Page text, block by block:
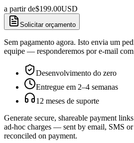
a partir de$199.00USD
Solicitar orçamento
Sem pagamento agora. Isto envia um
equipe — responderemos por e-mail
Desenvolvimento do zero
Entregue em 2–4 semanas
12 meses de suporte
Generate secure, shareable payment
ad-hoc charges — sent by email, SMS
reconciled on payment.